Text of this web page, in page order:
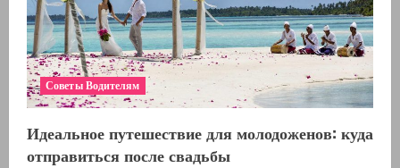
Советы Водителям
Идеальное путешествие для молодоженов: куда
отправиться после свадьбы